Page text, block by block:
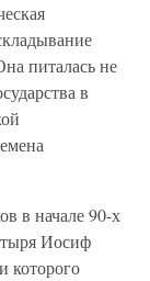
питалась не
в
в начале 90-х
Иосиф
которого